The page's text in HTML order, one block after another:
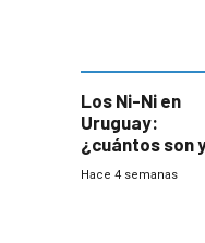
Los Ni-Ni en
Uruguay:
¿cuántos son
en dónde
Hace 4 semanas